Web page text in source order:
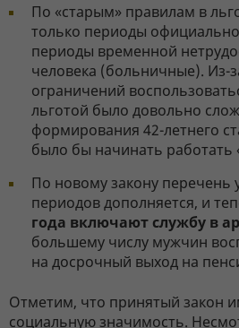
По «старым» правилам в
только периоды
периоды временной
человека (больничные). Из-
ограничений
льготой было довольно
формирования 42-летнего
было бы начинать работать
По новому закону перечень
периодов дополняется, и
года включают службу в
большему числу мужчин
на досрочный выход на
Отметим, что принятый закон
социальную значимость.